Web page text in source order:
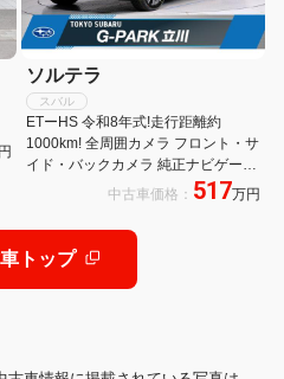
ソルテラ
スバル
ETーHS 令和8年式!走行距離約
1000km! 全周囲カメラ フロント・サ
イド・バックカメラ 純正ナビゲーシ
ョン ETC エックスモード bluetooth
エアコン 電動リヤゲート 20インチ
アルミホール&タイヤ
中古車価格： 517万円
トップ